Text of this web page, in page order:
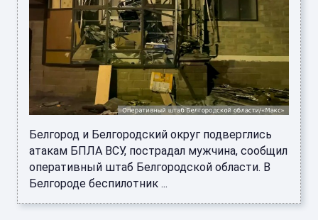
Белгород и Белгородский округ подверглись
атакам БПЛА ВСУ, пострадал мужчина, сообщил
оперативный штаб Белгородской области. В
Белгороде беспилотник ...